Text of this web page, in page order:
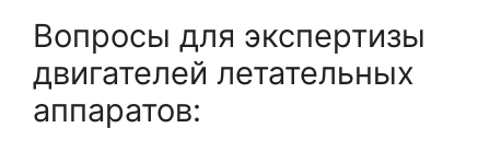
Вопросы для экспертизы
двигателей летательных
аппаратов: